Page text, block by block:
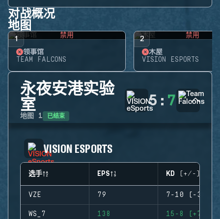
对战概况
地图
1 禁用
领事馆
TEAM FALCONS
2 禁用
木屋
VISION ESPORTS
永夜安港实验
室
地图 1 已结束
5 : 7
VISION ESPORTS
选手 EPS KD (+/-)
VZE 79 7-10 (-3)
WS_7 138 15-8 (+7)